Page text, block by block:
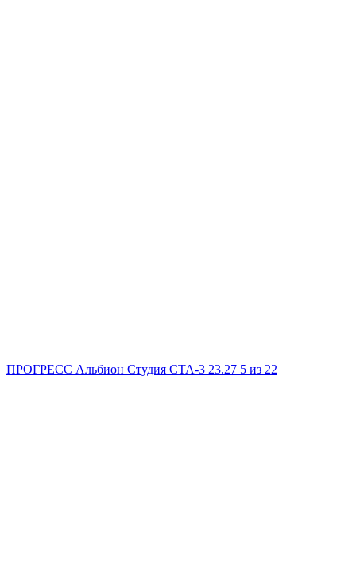
ПРОГРЕСС Альбион Студия СТА-3 23.27 5 из 22